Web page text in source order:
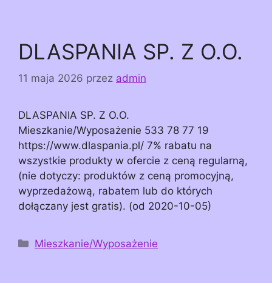
DLASPANIA SP. Z O.O.
11 maja 2026 przez admin
DLASPANIA SP. Z O.O.
Mieszkanie/Wyposażenie 533 78 77 19
https://www.dlaspania.pl/ 7% rabatu na
wszystkie produkty w ofercie z ceną regularną,
(nie dotyczy: produktów z ceną promocyjną,
wyprzedażową, rabatem lub do których
dołączany jest gratis). (od 2020-10-05)
Kategorie
Mieszkanie/Wyposażenie